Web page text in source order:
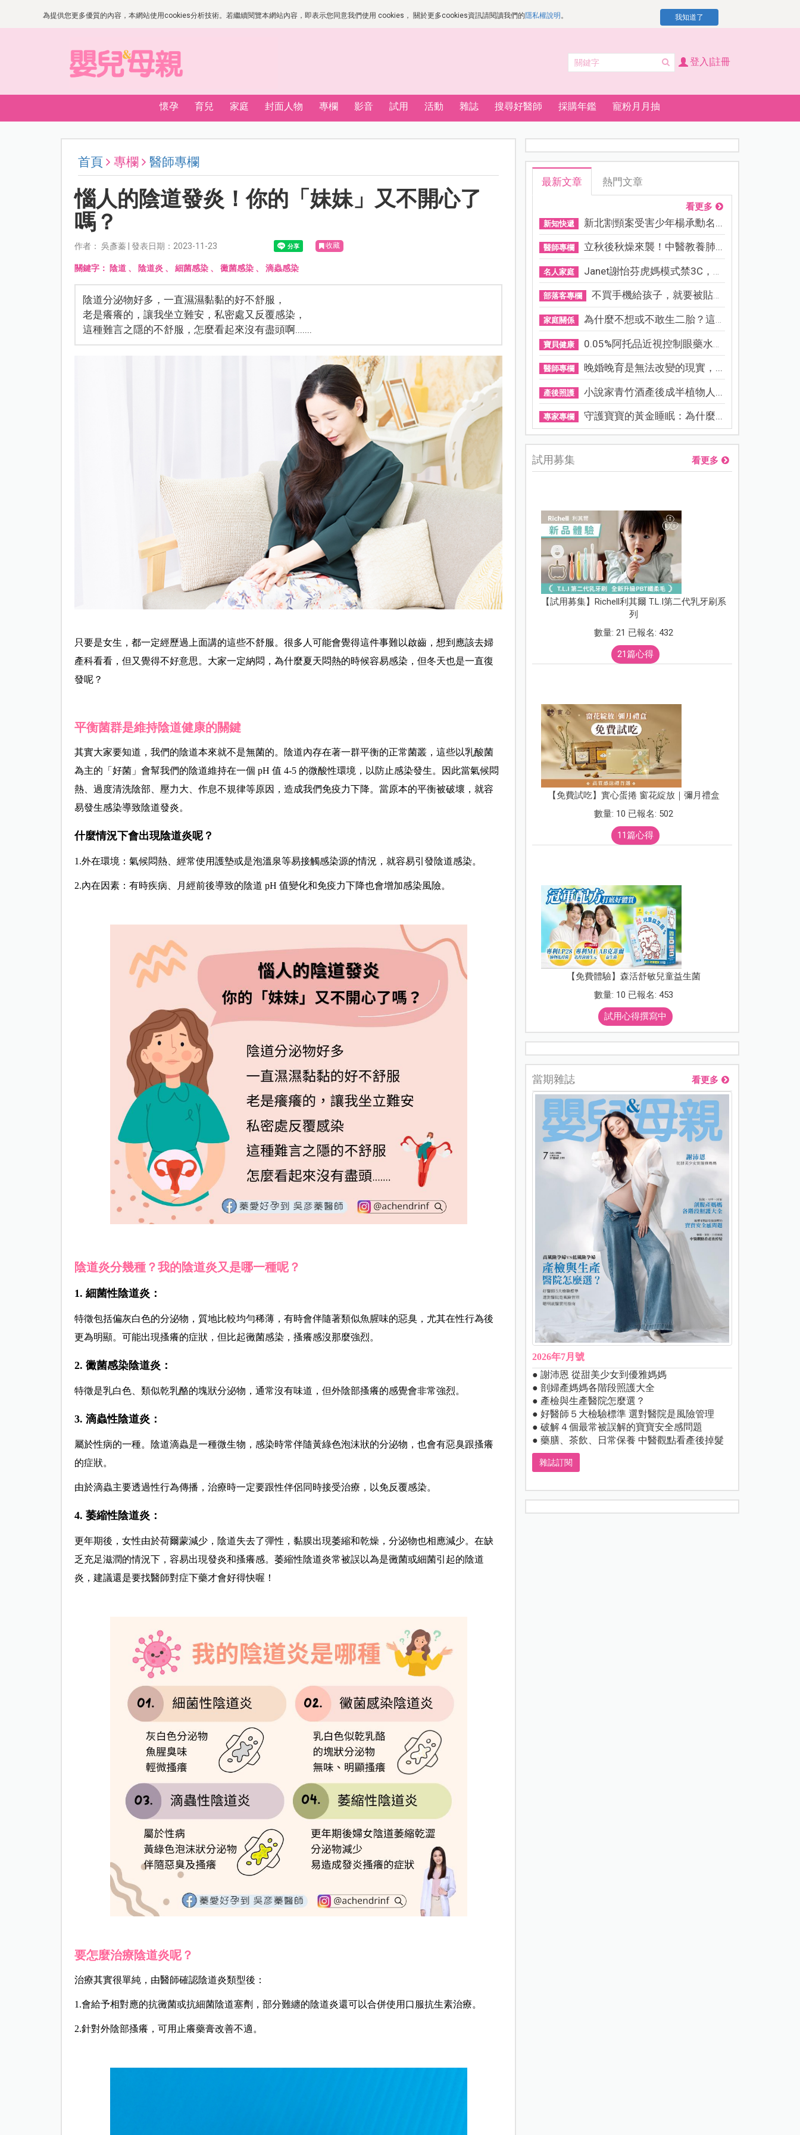
為提供您更多優質的內容，本網站使用cookies分析技術。若繼續閱覽本網站內容，即表示您同意我們使用 cookies， 關於更多cookies資訊請閱讀我們的隱私權說明 。 我知道了
登入|註冊
懷孕 育兒 家庭 封面人物 專欄 影音 試用 活動 雜誌 搜尋好醫師 採購年鑑 寵粉月月抽
首頁 專欄 醫師專欄
惱人的陰道發炎！你的「妹妹」又不開心了
嗎？
作者： 吳彥蓁 | 發表日期：2023-11-23 收藏
關鍵字： 陰道、 陰道炎 、 細菌感染、 黴菌感染、 滴蟲感染
陰道分泌物好多，一直濕濕黏黏的好不舒服，
老是癢癢的，讓我坐立難安，私密處又反覆感染，
這種難言之隱的不舒服，怎麼看起來沒有盡頭啊.......
只要是女生，都一定經歷過上面講的這些不舒服。很多人可能會覺得這件事難以啟齒，想到應該去婦
產科看看，但又覺得不好意思。大家一定納悶，為什麼夏天悶熱的時候容易感染，但冬天也是一直復
發呢？
平衡菌群是維持陰道健康的關鍵
其實大家要知道，我們的陰道本來就不是無菌的。陰道內存在著一群平衡的正常菌叢，這些以乳酸菌
為主的「好菌」會幫我們的陰道維持在一個 pH 值 4-5 的微酸性環境，以防止感染發生。因此當氣候悶
熱、過度清洗陰部、壓力大、作息不規律等原因，造成我們免疫力下降。當原本的平衡被破壞，就容
易發生感染導致陰道發炎。
什麼情況下會出現陰道炎呢？
1.外在環境：氣候悶熱、經常使用護墊或是泡溫泉等易接觸感染源的情況，就容易引發陰道感染。
2.內在因素：有時疾病、月經前後導致的陰道 pH 值變化和免疫力下降也會增加感染風險。
陰道炎分幾種？我的陰道炎又是哪一種呢？
1. 細菌性陰道炎：
特徵包括偏灰白色的分泌物，質地比較均勻稀薄，有時會伴隨著類似魚腥味的惡臭，尤其在性行為後
更為明顯。可能出現搔癢的症狀，但比起黴菌感染，搔癢感沒那麼強烈。
2. 黴菌感染陰道炎：
特徵是乳白色、類似乾乳酪的塊狀分泌物，通常沒有味道，但外陰部搔癢的感覺會非常強烈。
3. 滴蟲性陰道炎：
屬於性病的一種。陰道滴蟲是一種微生物，感染時常伴隨黃綠色泡沫狀的分泌物，也會有惡臭跟搔癢
的症狀。
由於滴蟲主要透過性行為傳播，治療時一定要跟性伴侶同時接受治療，以免反覆感染。
4. 萎縮性陰道炎：
更年期後，女性由於荷爾蒙減少，陰道失去了彈性，黏膜出現萎縮和乾燥，分泌物也相應減少。在缺
乏充足滋潤的情況下，容易出現發炎和搔癢感。萎縮性陰道炎常被誤以為是黴菌或細菌引起的陰道
炎，建議還是要找醫師對症下藥才會好得快喔！
要怎麼治療陰道炎呢？
治療其實很單純，由醫師確認陰道炎類型後：
1.會給予相對應的抗黴菌或抗細菌陰道塞劑，部分難纏的陰道炎還可以合併使用口服抗生素治療。
2.針對外陰部搔癢，可用止癢藥膏改善不適。
最新文章 熱門文章
看更多
新知快遞 新北割頸案受害少年楊承勳名...
醫師專欄 立秋後秋燥來襲！中醫教養肺...
名人家庭 Janet謝怡芬虎媽模式禁3C，看...
部落客專欄 不買手機給孩子，就要被貼「...
家庭關係 為什麼不想或不敢生二胎？這8...
寶貝健康 0.05%阿托品近視控制眼藥水納...
醫師專欄 晚婚晚育是無法改變的現實，...
產後照護 小說家青竹酒產後成半植物人...
專家專欄 守護寶寶的黃金睡眠：為什麼...
試用募集 看更多
【試用募集】Richell利其爾 T.L.I第二代乳牙刷系
列
數量: 21 已報名: 432
21篇心得
【免費試吃】實心蛋捲 窗花綻放｜彌月禮盒
數量: 10 已報名: 502
11篇心得
【免費體驗】森活舒敏兒童益生菌
數量: 10 已報名: 453
試用心得撰寫中
當期雜誌 看更多
2026年7月號
● 謝沛恩 從甜美少女到優雅媽媽
● 剖婦產媽媽各階段照護大全
● 產檢與生產醫院怎麼選？
● 好醫師５大檢驗標準 選對醫院是風險管理
● 破解４個最常被誤解的寶寶安全感問題
● 藥膳、茶飲、日常保養 中醫觀點看產後掉髮
雜誌訂閱